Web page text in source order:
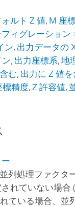
ルト Z 値, M 座
ィグレーション
ン, 出力データの
ン, 出力座標系, 地
む, 出力に Z 値を
標精度, Z 許容値,
列処理ファクタ
れていない場合
ている場合、並